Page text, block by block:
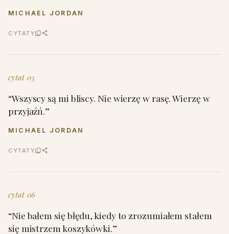
MICHAEL JORDAN
CYTATY
cytat 05
“Wszyscy są mi bliscy. Nie wierzę w rasę. Wierzę w
przyjaźń.”
MICHAEL JORDAN
CYTATY
cytat 06
“Nie bałem się błędu, kiedy to zrozumiałem stałem
się mistrzem koszykówki.”